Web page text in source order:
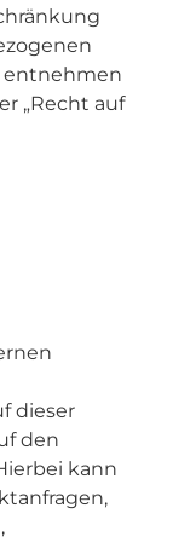
entnehmen
„Recht auf
dieser
den
kann